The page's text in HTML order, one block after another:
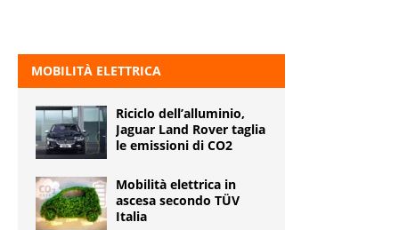
MOBILITÀ ELETTRICA
Riciclo dell’alluminio,
Jaguar Land Rover taglia
le emissioni di CO2
Mobilità elettrica in
ascesa secondo TÜV
Italia